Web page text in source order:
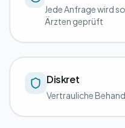
Jede Anfrage wird
Ärzten geprüft
Diskret
Vertrauliche